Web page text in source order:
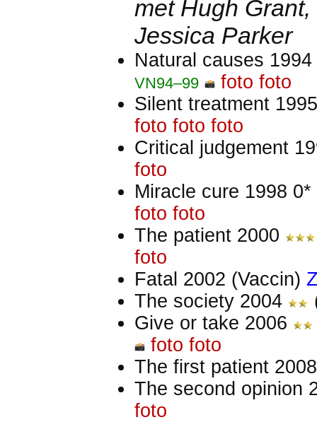
met Hugh
Jessica Parker
Natural causes 1994
VN94–99 foto foto
Silent treatment
foto foto foto
Critical judgement
foto
Miracle cure 1998
foto foto
The patient 2000
foto
Fatal 2002 (Vaccin)
The society 2004
Give or take 2006
foto foto
The first patient
The second opinion
foto